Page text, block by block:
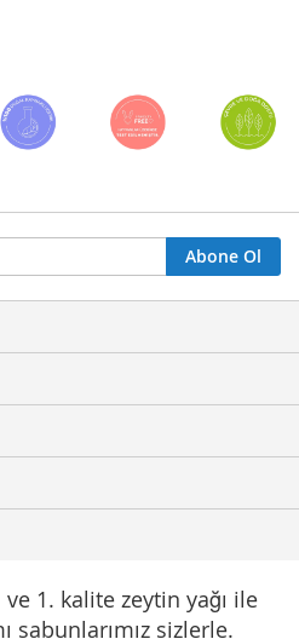
Abone Ol
1. kalite zeytin yağı ile
sabunlarımız sizlerle.